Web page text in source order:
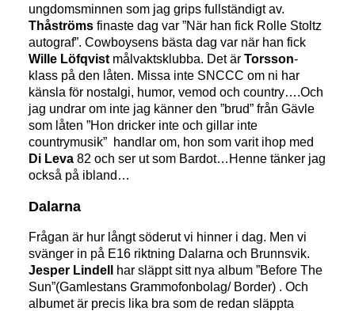
ungdomsminnen som jag grips fullständigt av.
Thåströms finaste dag var ”När han fick Rolle Stoltz
autograf”. Cowboysens bästa dag var när han fick
Wille Löfqvist målvaktsklubba. Det ärTorsson-
klass på den låten. Missa inte SNCCC om ni har
känsla för nostalgi, humor, vemod och country….Och
jag undrar om inte jag känner den ”brud” från Gävle
som låten ”Hon dricker inte och gillar inte
countrymusik” handlar om, hon som varit ihop med
Di Leva 82 och ser ut som Bardot…Henne tänker jag
också på ibland…
Dalarna
Frågan är hur långt söderut vi hinner i dag. Men vi
svänger in på E16 riktning Dalarna och Brunnsvik.
Jesper Lindell
har släppt sitt nya album ”Before The
Sun”(Gamlestans Grammofonbolag/ Border) . Och
albumet är precis lika bra som de redan släppta